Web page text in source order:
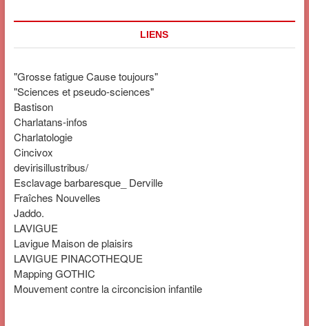
LIENS
"Grosse fatigue Cause toujours"
"Sciences et pseudo-sciences"
Bastison
Charlatans-infos
Charlatologie
Cincivox
devirisillustribus/
Esclavage barbaresque_ Derville
Fraîches Nouvelles
Jaddo.
LAVIGUE
Lavigue Maison de plaisirs
LAVIGUE PINACOTHEQUE
Mapping GOTHIC
Mouvement contre la circoncision infantile